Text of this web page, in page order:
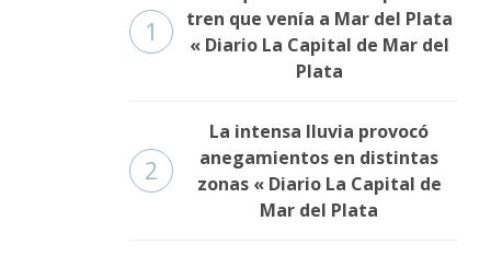
1
tren que venía a Mar del Plata
« Diario La Capital de Mar del
Plata
2
La intensa lluvia provocó
anegamientos en distintas
zonas « Diario La Capital de
Mar del Plata